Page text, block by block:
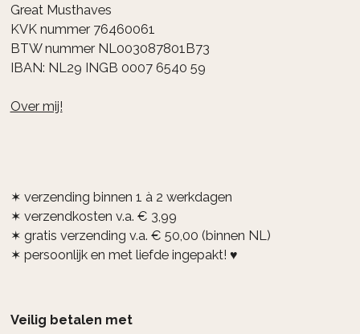
Great Musthaves
KVK nummer 76460061
BTW nummer NL003087801B73
IBAN: NL29 INGB 0007 6540 59
Over mij!
✶ verzending binnen 1 à 2 werkdagen
✶ verzendkosten v.a. € 3,99
✶ gratis verzending v.a. € 50,00 (binnen NL)
✶ persoonlijk en met liefde ingepakt! ♥
Veilig betalen met